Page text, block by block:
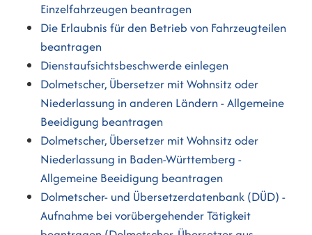
Einzelfahrzeugen beantragen
Die Erlaubnis für den Betrieb von Fahrzeugteilen
beantragen
Dienstaufsichtsbeschwerde einlegen
Dolmetscher, Übersetzer mit Wohnsitz oder
Niederlassung in anderen Ländern - Allgemeine
Beeidigung beantragen
Dolmetscher, Übersetzer mit Wohnsitz oder
Niederlassung in Baden-Württemberg -
Allgemeine Beeidigung beantragen
Dolmetscher- und Übersetzerdatenbank (DÜD) -
Aufnahme bei vorübergehender Tätigkeit